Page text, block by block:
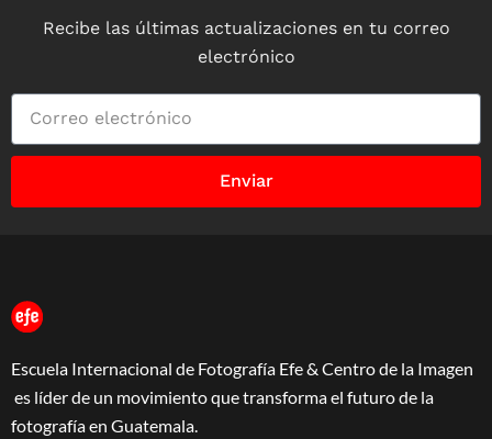
Recibe las últimas actualizaciones en tu correo
electrónico
Enviar
Escuela Internacional de Fotografía Efe & Centro de la Imagen
es líder de un movimiento que transforma el futuro de la
fotografía en Guatemala.